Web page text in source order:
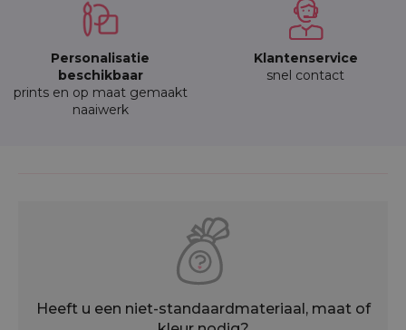
Personalisatie
beschikbaar
prints en op maat gemaakt
naaiwerk
Klantenservice
snel contact
Heeft u een niet-standaardmateriaal, maat of